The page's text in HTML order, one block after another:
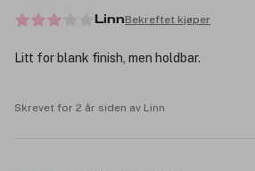
LinnBekreftet kjøper
Litt for blank finish, men holdbar.
Skrevet for 2 år siden av Linn